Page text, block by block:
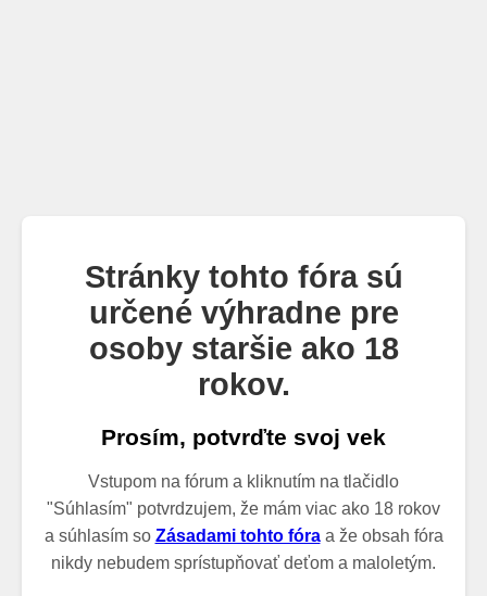
Stránky tohto fóra sú
určené výhradne pre
osoby staršie ako 18
rokov.
Prosím, potvrďte svoj vek
Vstupom na fórum a kliknutím na tlačidlo
"Súhlasím" potvrdzujem, že mám viac ako 18 rokov
a súhlasím so Zásadami tohto fóraa že obsah fóra
nikdy nebudem sprístupňovať deťom a maloletým.